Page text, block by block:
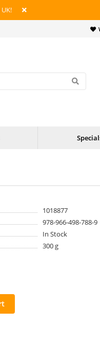
1018877
978-966-498-788-9
In Stock
300 g